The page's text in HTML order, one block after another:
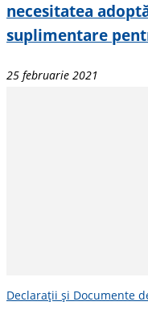
necesitatea
suplimentare
25 februarie 2021
Declarații și Documente